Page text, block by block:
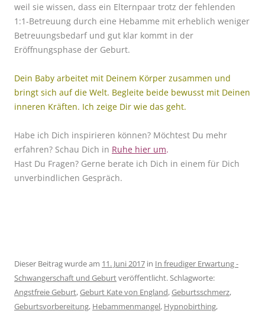
weil sie wissen, dass ein Elternpaar trotz der fehlenden
1:1-Betreuung durch eine Hebamme mit erheblich weniger
Betreuungsbedarf und gut klar kommt in der
Eröffnungsphase der Geburt.
Dein Baby arbeitet mit Deinem Körper zusammen und
bringt sich auf die Welt. Begleite beide bewusst mit Deinen
inneren Kräften. Ich zeige Dir wie das geht.
Habe ich Dich inspirieren können? Möchtest Du mehr
erfahren? Schau Dich in Ruhe hier um.
Hast Du Fragen? Gerne berate ich Dich in einem für Dich
unverbindlichen Gespräch.
Dieser Beitrag wurde am 11. Juni 2017 in In freudiger Erwartung -
Schwangerschaft und Geburtveröffentlicht. Schlagworte:
Angstfreie Geburt,Geburt Kate von England,Geburtsschmerz,
Geburtsvorbereitung, Hebammenmangel, Hypnobirthing,